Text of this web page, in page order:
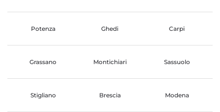
Potenza Ghedi Carpi
Grassano Montichiari Sassuolo
Stigliano Brescia Modena